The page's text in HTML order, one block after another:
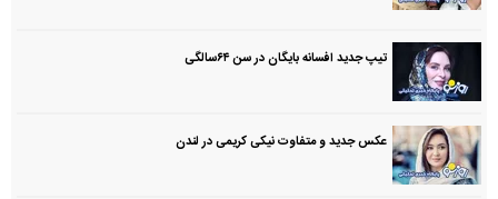
تیپ جدید افسانه بایگان در سن ۶۴سالگی
عکس جدید و متفاوت نیکی کریمی در لندن